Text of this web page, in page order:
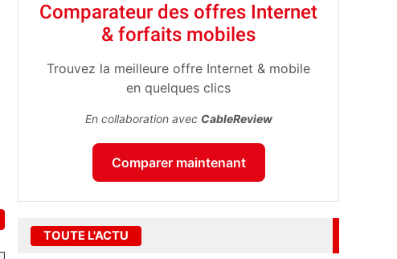
Comparateur des offres Internet
& forfaits mobiles
Trouvez la meilleure offre Internet & mobile
en quelques clics
En collaboration avec CableReview
Comparer maintenant
TOUTE L'ACTU